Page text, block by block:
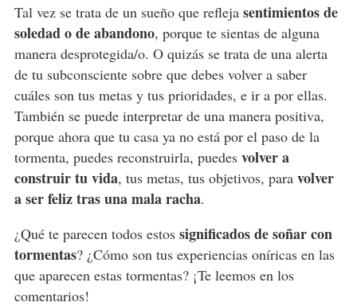
Tal vez se trata de un sueño que refleja sentimientos de
soledad o de abandono, porque te sientas de alguna
manera desprotegida/o. O quizás se trata de una alerta
de tu subconsciente sobre que debes volver a saber
cuáles son tus metas y tus prioridades, e ir a por ellas.
También se puede interpretar de una manera positiva,
porque ahora que tu casa ya no está por el paso de la
tormenta, puedes reconstruirla, puedes volver a
construir tu vida, tus metas, tus objetivos, para volver
a ser feliz tras una mala racha.
¿Qué te parecen todos estos significados de soñar con
tormentas? ¿Cómo son tus experiencias oníricas en las
que aparecen estas tormentas? ¡Te leemos en los
comentarios!